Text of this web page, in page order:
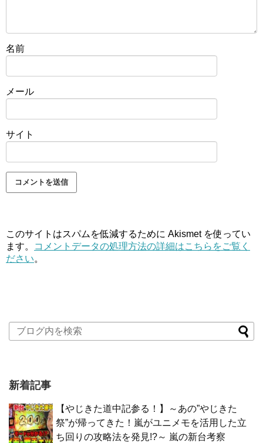
名前
メール
サイト
このサイトはスパムを低減するために Akismet を使ってい
ます。
コメントデータの処理方法の詳細はこちらをご覧く
ださい。
新着記事
【やじきた道中記参る！】～あの”やじきた
祭”が帰ってきた！嵐がユニメモを活用した立
ち回りの攻略法を発見!?～ 嵐の新台考察